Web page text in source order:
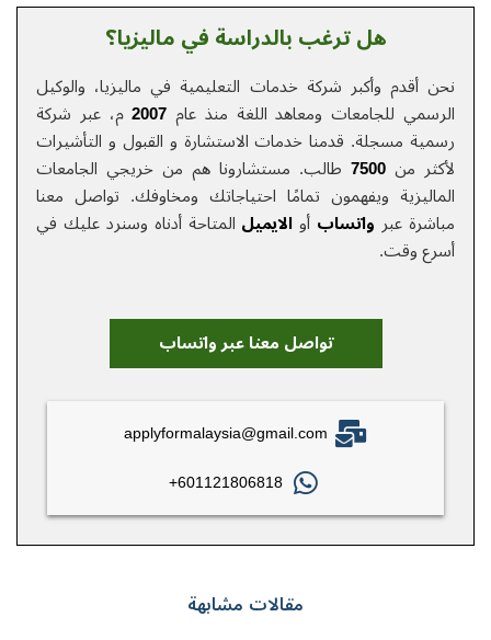
هل ترغب بالدراسة في ماليزيا؟
نحن أقدم وأكبر شركة خدمات التعلیمیة في ماليزيا، والوكيل
الرسمي للجامعات ومعاهد اللغة منذ عام
2007م، عبر شركة
رسمية مسجلة. قدمنا خدمات الاستشارة و القبول و التأشيرات
لأكثر من
7500طالب. مستشارونا هم من خريجي الجامعات
الماليزية ويفهمون تمامًا احتياجاتك ومخاوفك.تواصل معنا
مباشرة عبر واتسابأو الایمیلالمتاحة أدناه وسنرد عليك في
أسرع وقت.
تواصل معنا عبر واتساب
applyformalaysia@gmail.com
601121806818+
مقالات مشابهة